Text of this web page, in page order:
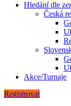
Hledání dle
Česká
Akce/Turnaje
Registrovat